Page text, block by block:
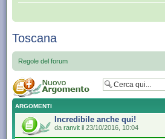
Toscana
Regole del forum
ARGOMENTI
Incredibile anche qui!
da ranvit il 23/10/2016, 10:04